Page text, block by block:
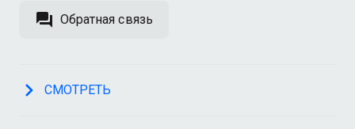
Обратная связь
СМОТРЕТЬ